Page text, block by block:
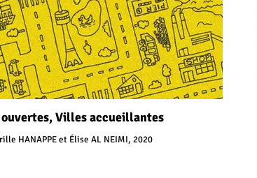
Villes accueillantes
HANAPPE et Élise AL NEIMI, 2020